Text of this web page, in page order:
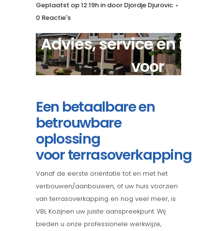
Geplaatst op 12:19h in door Djordje Djurovic
0 Reactie's
Advies, service en
voor
Een betaalbare en
betrouwbare
oplossing
voor terrasoverkapping
Vanaf de eerste oriëntatie tot en met het
verbouwen/aanbouwen, of uw huis voorzien
van terrasoverkapping en nog veel meer, is
VBL Kozijnen uw juiste aanspreekpunt. Wij
bieden u onze professionele werkwijze,